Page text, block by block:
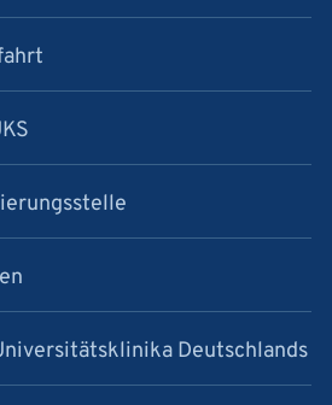
Deutschlands